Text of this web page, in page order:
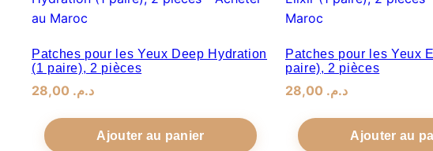
récent
plus
ancien
Patches pour les Yeux Deep Hydration
(1 paire), 2 pièces
د.م.
Ajouter au panier
Patches pour les Yeux
paire), 2 pièces
د.م.
Ajouter au